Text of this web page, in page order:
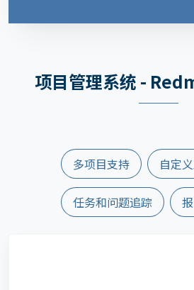
项目管理系统 -
多项目支持 自定
任务和问题追踪